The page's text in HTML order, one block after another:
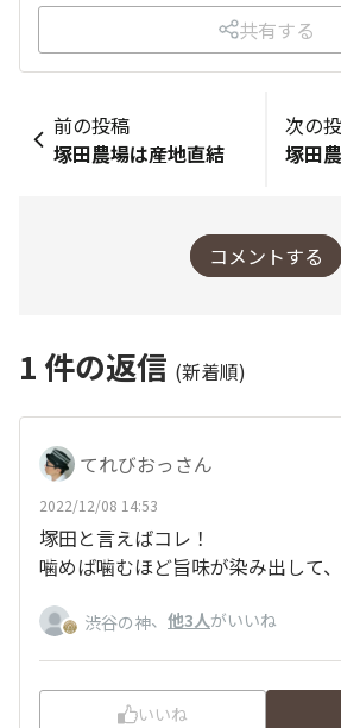
共有する
前の投稿
塚田農場は産地直結
次の
コメントする
1 件の返信 (新着順)
てれびおっさん
2022/12/08 14:53
塚田と言えばコレ！
噛めば噛むほど旨味が染み出して
渋谷の神、 他3人がいいね
いいね